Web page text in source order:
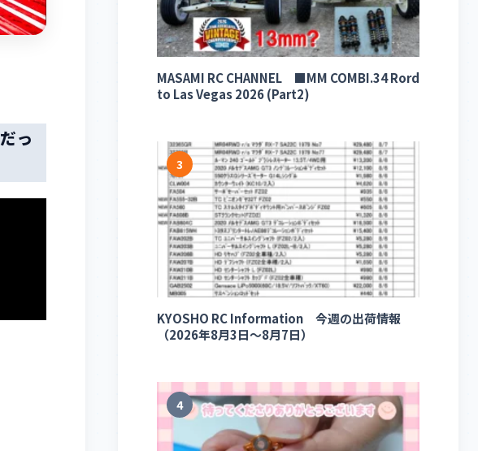
っ
MASAMI RC CHANNEL ■MM COMBI.34 Rord
to Las Vegas 2026 (Part2)
3
KYOSHO RC Information 今週の出荷情報
（2026年8月3日～8月7日）
4